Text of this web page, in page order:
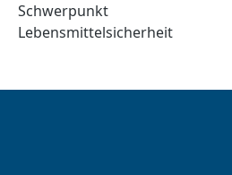
Schwerpunkt
Lebensmittelsicherheit